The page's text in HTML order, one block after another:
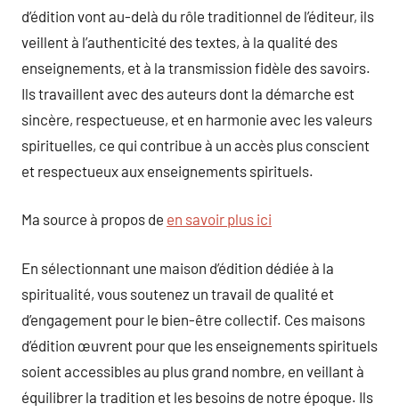
d’édition vont au-delà du rôle traditionnel de l’éditeur, ils
veillent à l’authenticité des textes, à la qualité des
enseignements, et à la transmission fidèle des savoirs.
Ils travaillent avec des auteurs dont la démarche est
sincère, respectueuse, et en harmonie avec les valeurs
spirituelles, ce qui contribue à un accès plus conscient
et respectueux aux enseignements spirituels.
Ma source à propos de en savoir plus ici
En sélectionnant une maison d’édition dédiée à la
spiritualité, vous soutenez un travail de qualité et
d’engagement pour le bien-être collectif. Ces maisons
d’édition œuvrent pour que les enseignements spirituels
soient accessibles au plus grand nombre, en veillant à
équilibrer la tradition et les besoins de notre époque. Ils